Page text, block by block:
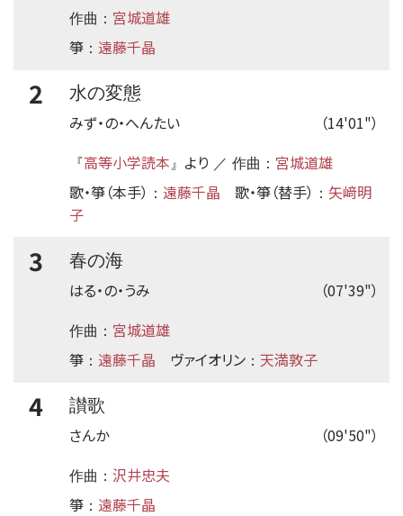
作曲： 宮城道雄
箏 ： 遠藤千晶
2
水の変態
（14'01"）
みず・の・へんたい
『高等小学読本 』 より ／ 作曲： 宮城道雄
歌・箏（本手） ： 遠藤千晶 歌・箏（替手） ： 矢﨑明
子
3
春の海
（07'39"）
はる・の・うみ
作曲： 宮城道雄
箏 ： 遠藤千晶 ヴァイオリン ： 天満敦子
4
讃歌
（09'50"）
さんか
作曲： 沢井忠夫
箏 ： 遠藤千晶